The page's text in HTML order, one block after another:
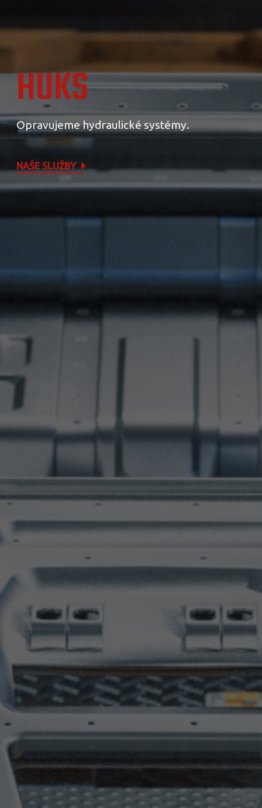
HUKS
Opravujeme hydraulické systémy.
NAŠE SLUŽBY